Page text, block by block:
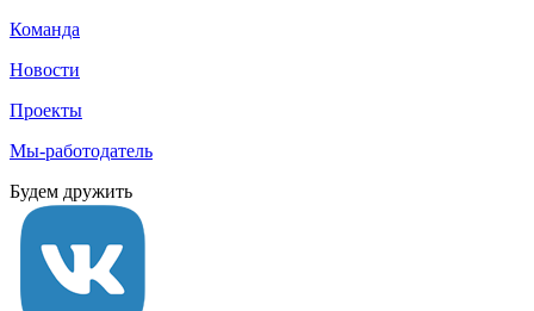
Команда
Новости
Проекты
Мы-работодатель
Будем дружить